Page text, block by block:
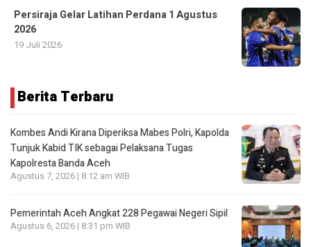
Persiraja Gelar Latihan Perdana 1 Agustus
2026
19 Juli 2026
Berita Terbaru
Kombes Andi Kirana Diperiksa Mabes Polri, Kapolda
Tunjuk Kabid TIK sebagai Pelaksana Tugas
Kapolresta Banda Aceh
Agustus 7, 2026 | 8:12 am WIB
Pemerintah Aceh Angkat 228 Pegawai Negeri Sipil
Agustus 6, 2026 | 8:31 pm WIB